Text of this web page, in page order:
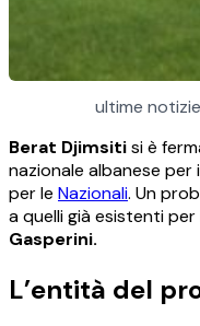
ultime
Berat Djimsitisi è
nazionale albanese
per le Nazionali. Un
a quelli già esistenti
Gasperini.
L’entità del